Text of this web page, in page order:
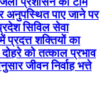
अनुपस्थित पाए जाने पर
सिविल सेवा
प्रदत्त शक्तियों का
को तत्काल प्रभाव
जीवन निर्वाह भत्ते